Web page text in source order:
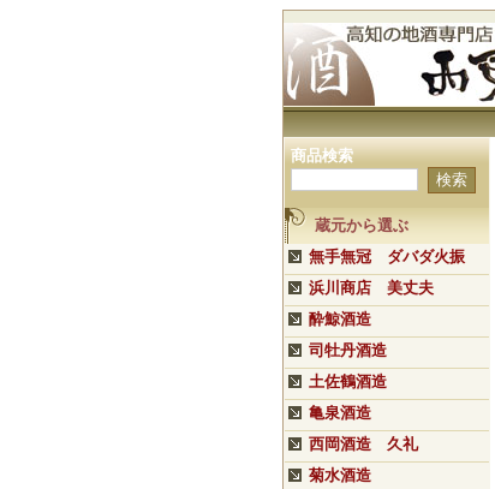
商品検索
蔵元から選ぶ
無手無冠 ダバダ火振
浜川商店 美丈夫
酔鯨酒造
司牡丹酒造
土佐鶴酒造
亀泉酒造
西岡酒造 久礼
菊水酒造